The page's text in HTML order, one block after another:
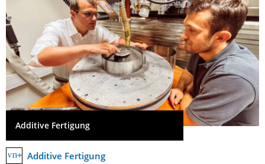
Additive Fertigung
Additive Fertigung